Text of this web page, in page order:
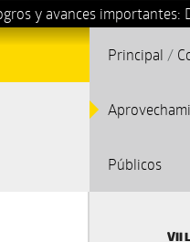
y avances importantes:
Principal /
Públicos
VII